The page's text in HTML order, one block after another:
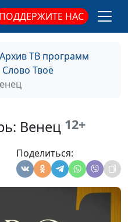
ПОДДЕРЖИТЕ НАС
Архив ТВ программ
Слово Твоё
Венец 12+
Поделиться: